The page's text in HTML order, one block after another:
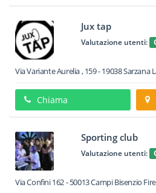
Jux tap
Valutazione utenti:
Via Variante Aurelia , 159-19038Sarzana
Chiama
Sporting club
Valutazione utenti:
Via Confini 162-50013Campi Bisenzio